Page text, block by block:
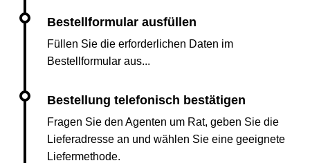
Füllen Sie die erforderlichen Daten im
Bestellformular aus...
Fragen Sie den Agenten um Rat, geben Sie die
Lieferadresse an und wählen Sie eine geeignete
Liefermethode.